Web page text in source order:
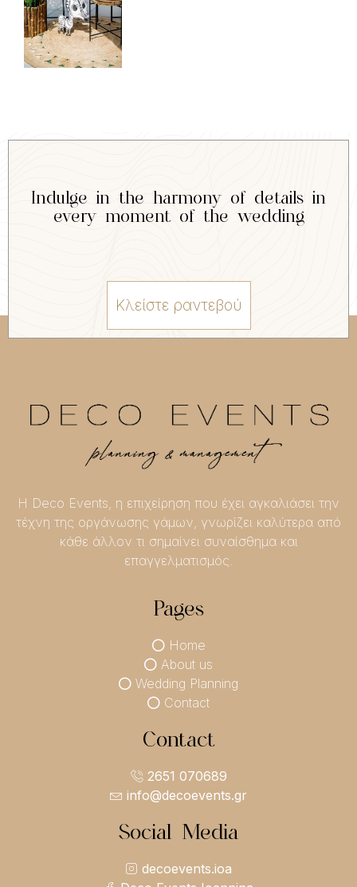
Indulge in the harmony of details in
every moment of the wedding
Κλείστε ραντεβού
Η Deco Events, η επιχείρηση που έχει αγκαλιάσει την
τέχνη της οργάνωσης γάμων, γνωρίζει καλύτερα από
κάθε άλλον τι σημαίνει συναίσθημα και
επαγγελματισμός.
Pages
Home
About us
Wedding Planning
Contact
Contact
2651 070689
info@decoevents.gr
Social Media
decoevents.ioa